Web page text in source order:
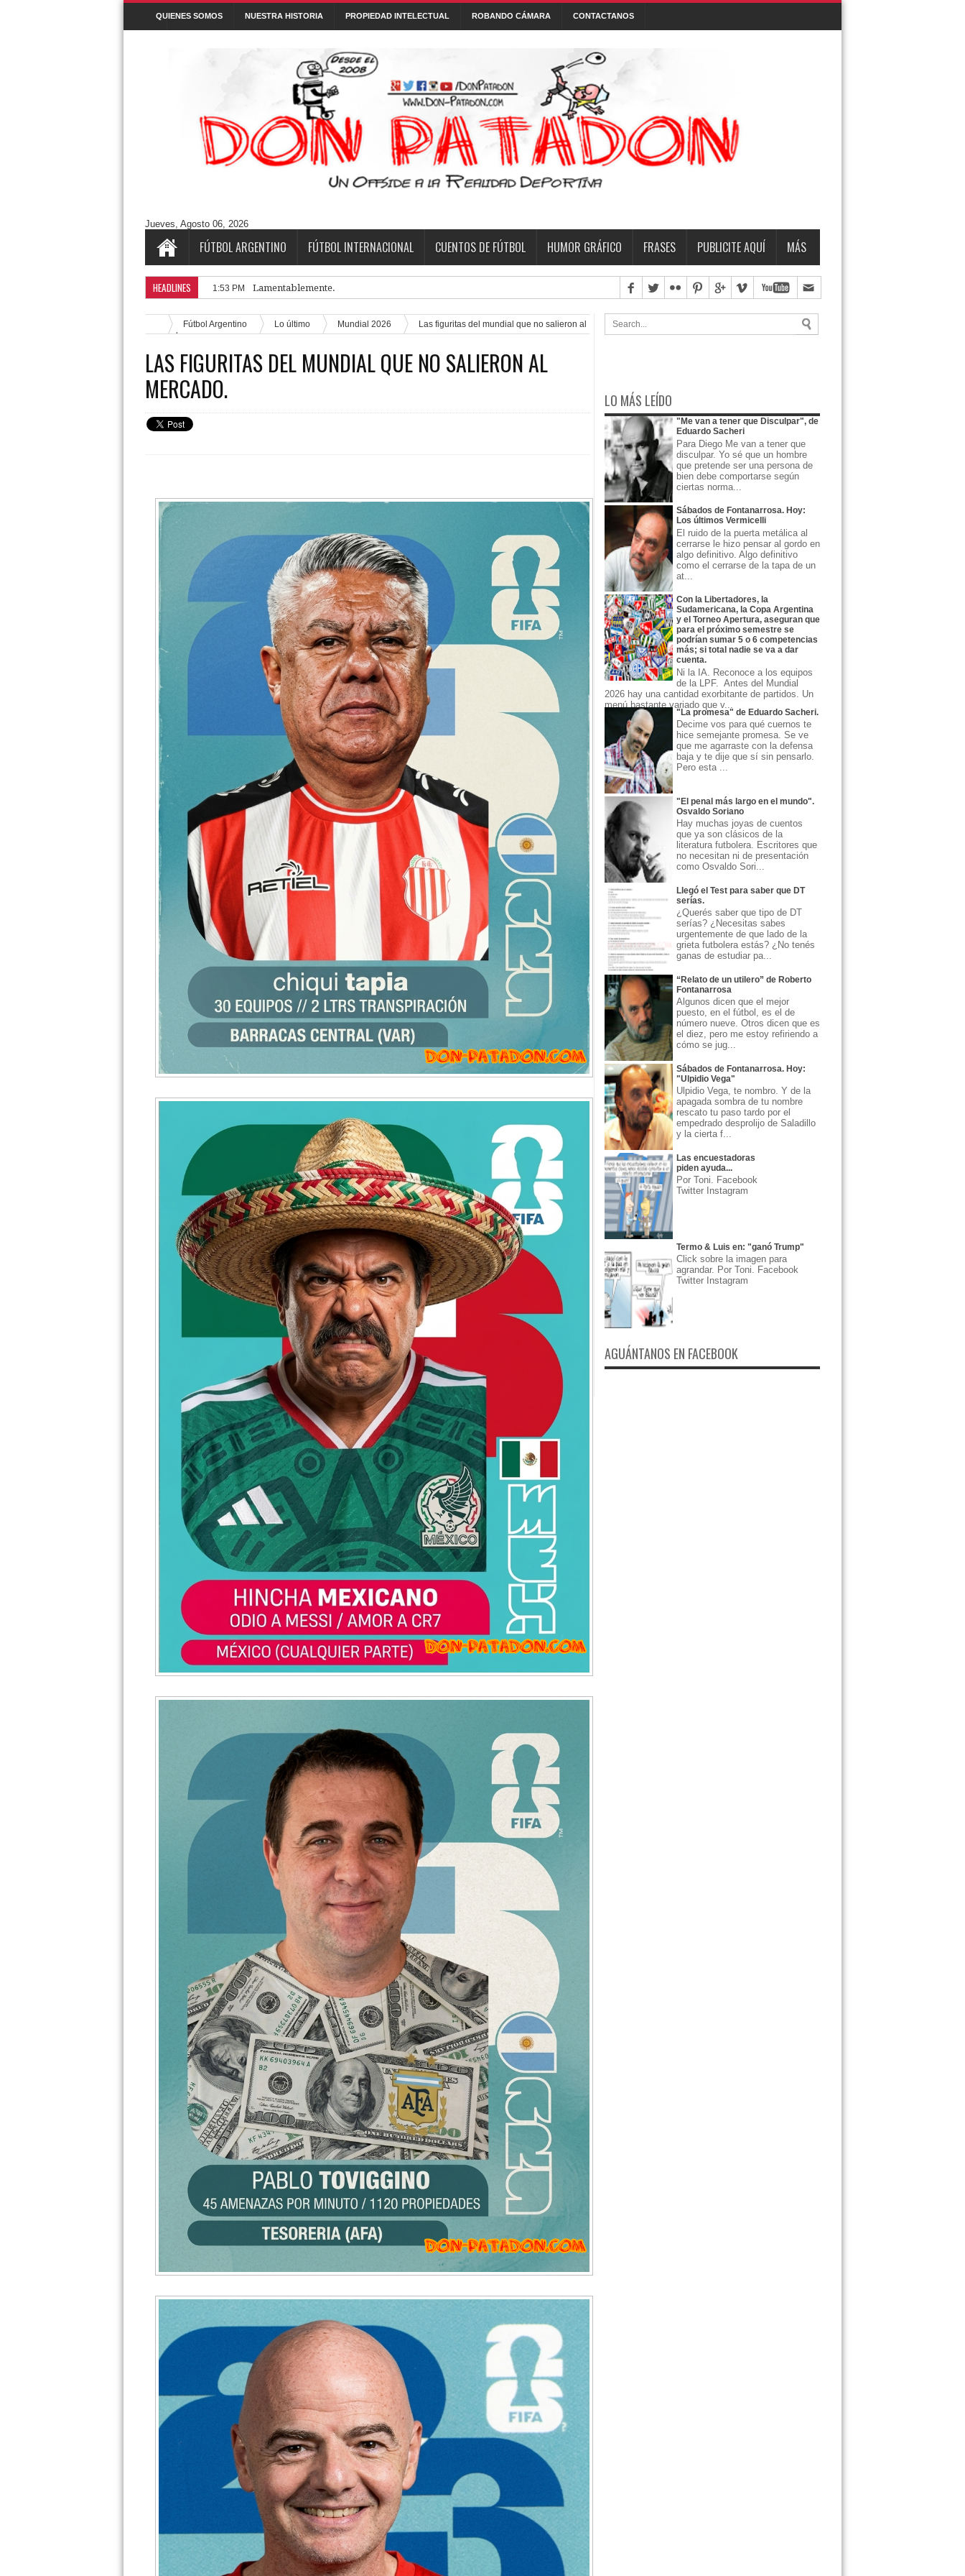
QUIENES SOMOS NUESTRA HISTORIA PROPIEDAD INTELECTUAL ROBANDO CÁMARA CONTACTANOS
Cuentos/ Frases y más
#ELPROGRAMADEFANTINO CUENTOS DE FÚTBOL FONTANARROSA FRASES HUMOR GRÁFICO NIEMBRO TERMO & LUIS
Aguántanos en Twitter
Tweets by DonPatadon
Jueves, Agosto 06, 2026
FÚTBOL ARGENTINO FÚTBOL INTERNACIONAL CUENTOS DE FÚTBOL HUMOR GRÁFICO FRASES PUBLICITE AQUÍ MÁS
HEADLINES 1:53 PM Lamentablemente.
Fútbol Argentino Lo último Mundial 2026
Las figuritas del mundial que no salieron al
mercado.
LAS FIGURITAS DEL MUNDIAL QUE NO SALIERON AL
MERCADO.
LO MÁS LEÍDO
"Me van a tener que Disculpar", de
Eduardo Sacheri
Para Diego Me van a tener que
disculpar. Yo sé que un hombre
que pretende ser una persona de
bien debe comportarse según
ciertas norma...
Sábados de Fontanarrosa. Hoy:
Los últimos Vermicelli
El ruido de la puerta metálica al
cerrarse le hizo pensar al gordo en
algo definitivo. Algo definitivo
como el cerrarse de la tapa de un
at...
Con la Libertadores, la
Sudamericana, la Copa Argentina
y el Torneo Apertura, aseguran que
para el próximo semestre se
podrían sumar 5 o 6 competencias
más; si total nadie se va a dar
cuenta.
Ni la IA. Reconoce a los equipos
de la LPF. Antes del Mundial
2026 hay una cantidad exorbitante de partidos. Un
menú bastante variado que v...
"La promesa" de Eduardo Sacheri.
Decime vos para qué cuernos te
hice semejante promesa. Se ve
que me agarraste con la defensa
baja y te dije que sí sin pensarlo.
Pero esta ...
"El penal más largo en el mundo".
Osvaldo Soriano
Hay muchas joyas de cuentos
que ya son clásicos de la
literatura futbolera. Escritores que
no necesitan ni de presentación
como Osvaldo Sori...
Llegó el Test para saber que DT
serías.
¿Querés saber que tipo de DT
serías? ¿Necesitas sabes
urgentemente de que lado de la
grieta futbolera estás? ¿No tenés
ganas de estudiar pa...
“Relato de un utilero” de Roberto
Fontanarrosa
Algunos dicen que el mejor
puesto, en el fútbol, es el de
número nueve. Otros dicen que es
el diez, pero me estoy refiriendo a
cómo se jug...
Sábados de Fontanarrosa. Hoy:
"Ulpidio Vega"
Ulpidio Vega, te nombro. Y de la
apagada sombra de tu nombre
rescato tu paso tardo por el
empedrado desprolijo de Saladillo
y la cierta f...
Las encuestadoras
piden ayuda...
Por Toni. Facebook
Twitter Instagram
Termo & Luis en: "ganó Trump"
Click sobre la imagen para
agrandar. Por Toni. Facebook
Twitter Instagram
AGUÁNTANOS EN FACEBOOK